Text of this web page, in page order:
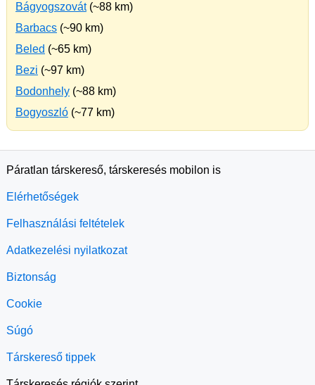
Bágyogszovát(~88 km)
Barbacs (~90 km)
Beled (~65 km)
Bezi (~97 km)
Bodonhely (~88 km)
Bogyoszló (~77 km)
Páratlan társkereső, társkeresés mobilon is
Elérhetőségek
Felhasználási feltételek
Adatkezelési nyilatkozat
Biztonság
Cookie
Súgó
Társkereső tippek